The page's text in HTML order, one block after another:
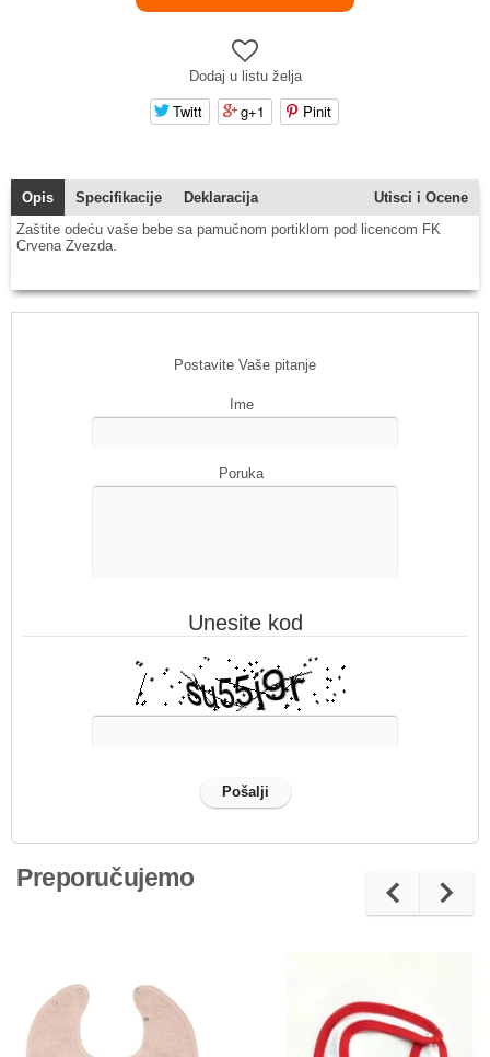
Dodaj u listu želja
Twitt g+1 Pinit
Opis Specifikacije Deklaracija
Utisci i Ocene
Zaštite odeću vaše bebe sa pamučnom portiklom pod licencom FK
Crvena Zvezda.
Postavite Vaše pitanje
Ime
Poruka
Unesite kod
Preporučujemo